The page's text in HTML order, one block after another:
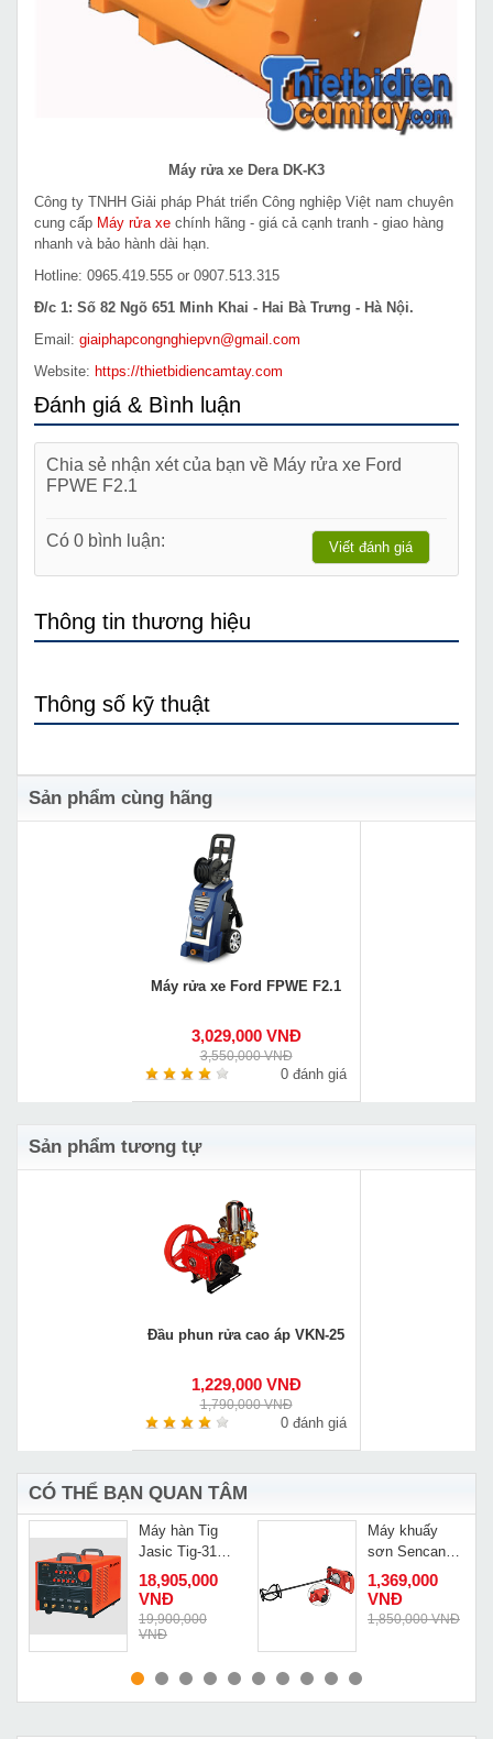
Máy rửa xe Dera DK-K3
Công ty TNHH Giải pháp Phát triển Công nghiệp Việt nam chuyên
cung cấp Máy rửa xe chính hãng - giá cả cạnh tranh - giao hàng
nhanh và bảo hành dài hạn.
Hotline: 0965.419.555 or 0907.513.315
Đ/c 1: Số 82 Ngõ 651 Minh Khai - Hai Bà Trưng - Hà Nội.
Email: giaiphapcongnghiepvn@gmail.com
Website: https://thietbidiencamtay.com
Đánh giá & Bình luận
Chia sẻ nhận xét của bạn về Máy rửa xe Ford
FPWE F2.1
Có 0 bình luận: Viết đánh giá
Thông tin thương hiệu
Thông số kỹ thuật
Sản phẩm cùng hãng
Máy rửa xe Ford FPWE F2.1
3,029,000 VNĐ
3,550,000 VNĐ
0 đánh giá
Sản phẩm tương tự
Đầu phun rửa cao áp VKN-25
1,229,000 VNĐ
1,790,000 VNĐ
0 đánh giá
CÓ THỂ BẠN QUAN TÂM
MUA NGAY
Máy hàn Tig
Jasic Tig-315P
ACDC
18,905,000
VNĐ
19,900,000
VNĐ
MUA NGAY
Máy khuấy
sơn Sencan
581404
1,369,000
VNĐ
1,850,000 VNĐ